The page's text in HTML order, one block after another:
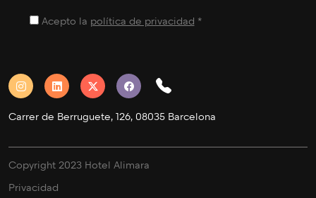
Acepto la política de privacidad *
Carrer de Berruguete, 126, 08035 Barcelona
Copyright 2023 Hotel Alimara
Privacidad